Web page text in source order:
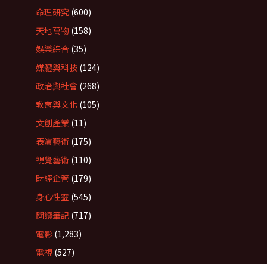
命理研究 (600)
天地萬物 (158)
娛樂綜合 (35)
媒體與科技 (124)
政治與社會 (268)
教育與文化 (105)
文創產業 (11)
表演藝術 (175)
視覺藝術 (110)
財經企管 (179)
身心性靈 (545)
閱讀筆記 (717)
電影 (1,283)
電視 (527)